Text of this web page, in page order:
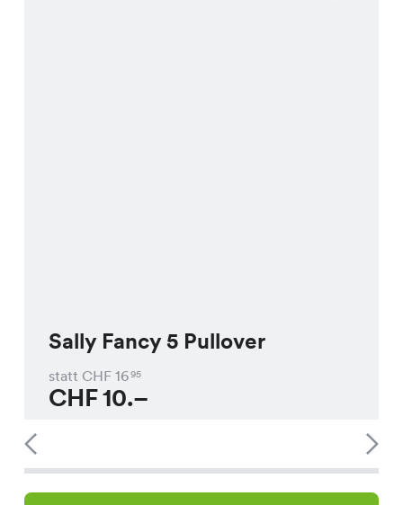
Sally Fancy 5 Pullover
statt CHF 1695
CHF10.–